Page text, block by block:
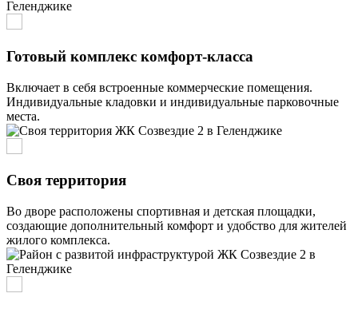
Готовый комплекс комфорт-класса
Включает в себя встроенные коммерческие помещения.
Индивидуальные кладовки и индивидуальные парковочные
места.
Своя территория
Во дворе расположены спортивная и детская площадки,
создающие дополнительный комфорт и удобство для жителей
жилого комплекса.